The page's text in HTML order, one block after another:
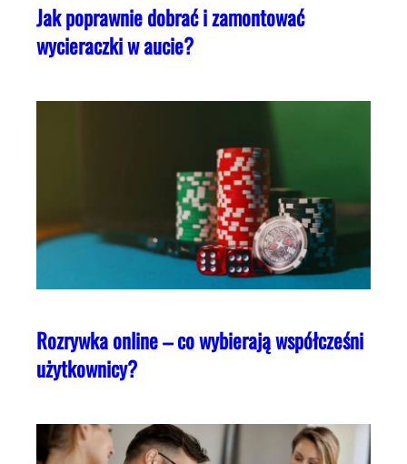
Jak poprawnie dobrać i zamontować
wycieraczki w aucie?
Rozrywka online – co wybierają współcześni
użytkownicy?